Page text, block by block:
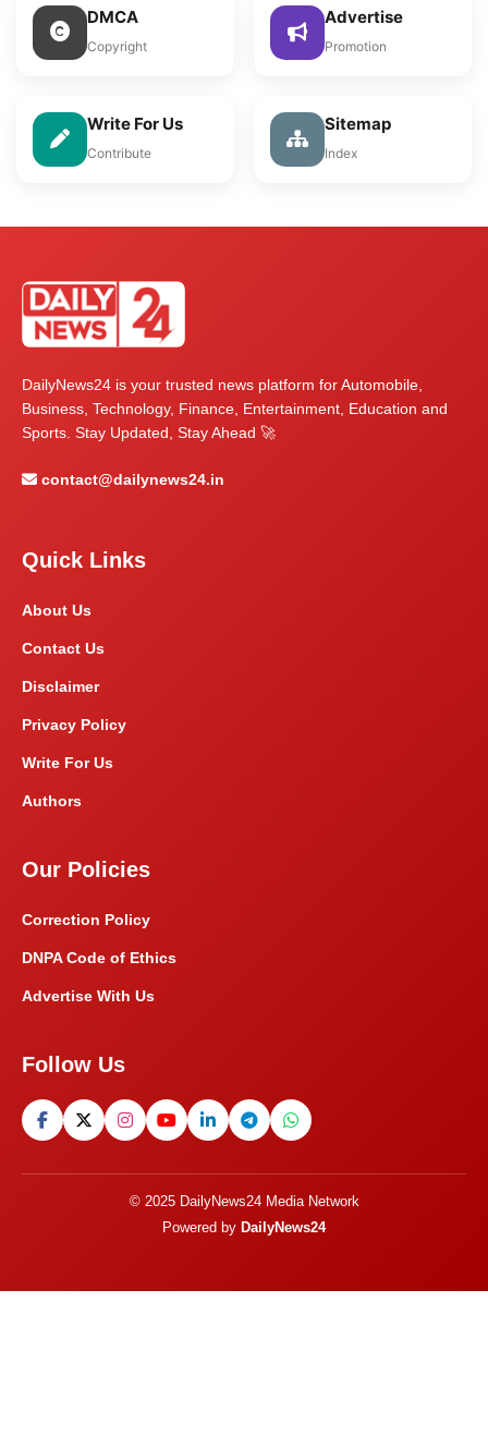
DMCA
Copyright
Advertise
Promotion
Write For Us
Contribute
Sitemap
Index
DailyNews24 is your trusted news platform for Automobile,
Business, Technology, Finance, Entertainment, Education and
Sports. Stay Updated, Stay Ahead 🚀
contact@dailynews24.in
Quick Links
About Us
Contact Us
Disclaimer
Privacy Policy
Write For Us
Authors
Our Policies
Correction Policy
DNPA Code of Ethics
Advertise With Us
Follow Us
© 2025 DailyNews24 Media Network
Powered by DailyNews24